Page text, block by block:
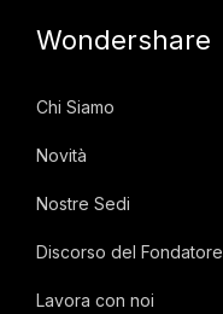
Wondershare
Chi Siamo
Novità
Nostre Sedi
Discorso del Fondatore
Lavora con noi